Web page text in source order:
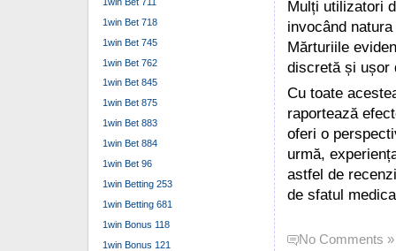
Mulți utilizatori
invocând
Mărturiile
discretă și ușor
Cu toate
raportează
oferi o
urmă,
astfel de
de sfatul
No Comments »
1win Bet 718
1win Bet 745
1win Bet 762
1win Bet 845
1win Bet 875
1win Bet 883
1win Bet 884
1win Bet 96
1win Betting 253
1win Betting 681
1win Bonus 118
1win Bonus 121